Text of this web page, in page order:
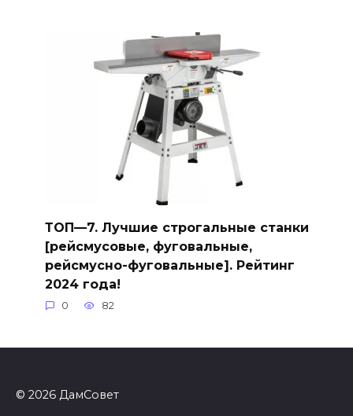
ТОП—7. Лучшие строгальные станки
[рейсмусовые, фуговальные,
рейсмусно-фуговальные]. Рейтинг
2024 года!
0 82
© 2026 ДамСовет